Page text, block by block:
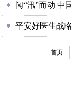
闻“汛”而动 中
平安好医生战
首页